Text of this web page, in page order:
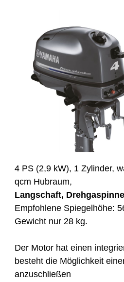
4 PS (2,9 kW), 1 Zylinder,
qcm Hubraum,
Langschaft,
Empfohlene Spiegelhöhe:
Gewicht nur 28 kg.
Der Motor hat einen
besteht die Möglichkeit
anzuschließen